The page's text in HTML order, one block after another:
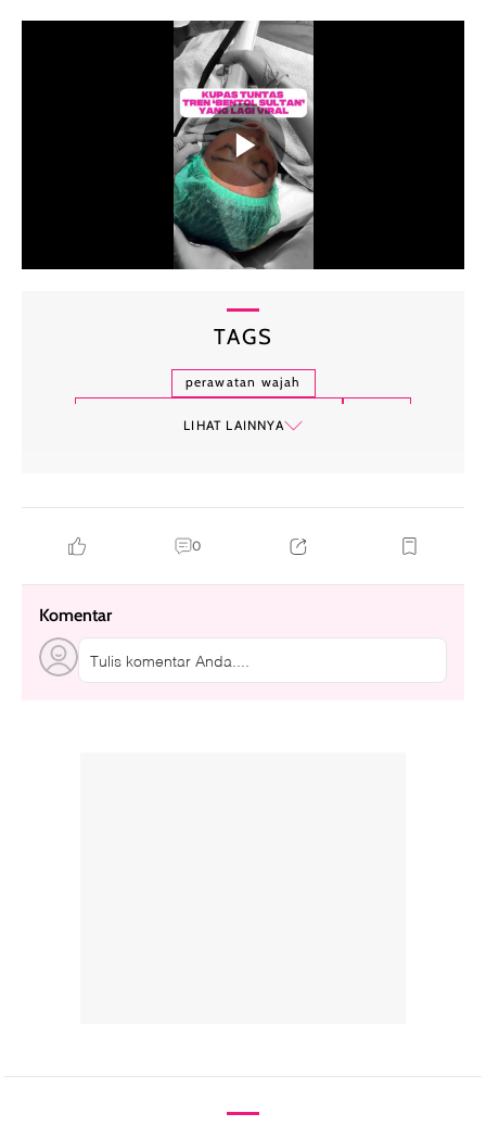
TAGS
perawatan wajah
LIHAT LAINNYA
0
Komentar
Tulis komentar Anda....